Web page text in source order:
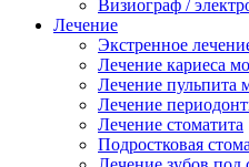
Визиограф /
Лечение
Экстренное
Лечение кариеса
Лечение пульпита
Лечение
Лечение стоматита
Подростковая